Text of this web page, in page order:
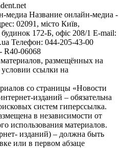
медиа Название онлайн-медиа -
02091, місто Київ,
172-Б, офіс 208/1 E-mail:
Телефон: 044-205-43-00
R40-06068
размещённых на
условии ссылки на
со страницы «Новости
изданий – обязательна
систем гиперссылка.
в независимости от
использования материалов.
изданий) – должна быть
или в первом абзаце